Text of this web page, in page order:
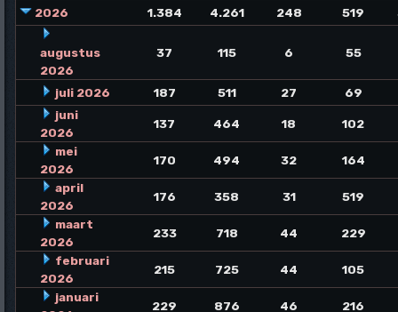
2026 1.384 4.261 248 519
augustus
2026
37 115 6 55
juli 2026 187 511 27
69
juni
2026
137 464 18
102
mei
2026
170 494 32
164
april
2026
176 358 31
519
maart
2026
233 718 44
229
februari
2026
215 725 44
105
januari
229 876 46 216